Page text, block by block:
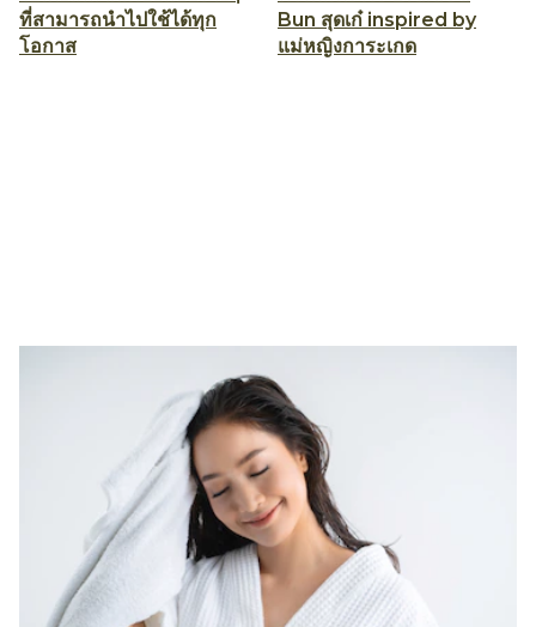
ที่สามารถนำไปใช้ได้ทุก
โอกาส
Bun สุดเก๋ inspired by
แม่หญิงการะเกด